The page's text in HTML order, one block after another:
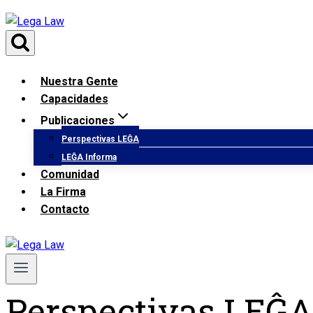
Saltar
al
contenido
Nuestra Gente
Capacidades
Publicaciones
Perspectivas LEĜA
LEĜA Informa
Comunidad
La Firma
Contacto